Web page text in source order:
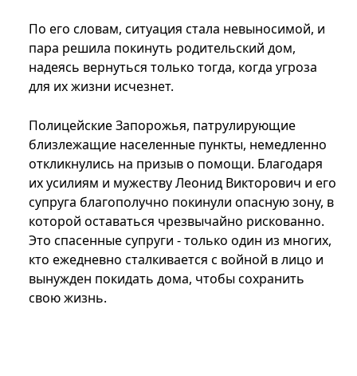
По его словам, ситуация стала невыносимой, и
пара решила покинуть родительский дом,
надеясь вернуться только тогда, когда угроза
для их жизни исчезнет.
Полицейские Запорожья, патрулирующие
близлежащие населенные пункты, немедленно
откликнулись на призыв о помощи. Благодаря
их усилиям и мужеству Леонид Викторович и его
супруга благополучно покинули опасную зону, в
которой оставаться чрезвычайно рискованно.
Это спасенные супруги - только один из многих,
кто ежедневно сталкивается с войной в лицо и
вынужден покидать дома, чтобы сохранить
свою жизнь.